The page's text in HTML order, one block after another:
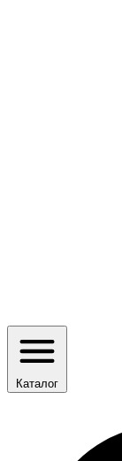
Каталог